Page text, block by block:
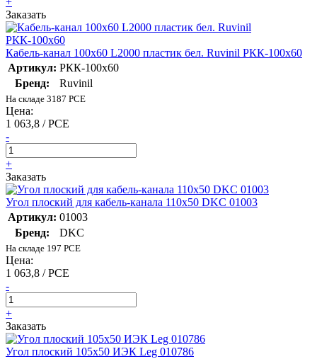
Заказать
Кабель-канал 100х60 L2000 пластик бел. Ruvinil РКК-100х60
Артикул: РКК-100х60
Бренд:
Ruvinil
На складе 3187 PCE
Цена:
1 063,8 / PCE
-
+
Заказать
Угол плоский для кабель-канала 110х50 DKC 01003
Артикул: 01003
Бренд:
DKC
На складе 197 PCE
Цена:
1 063,8 / PCE
-
+
Заказать
Угол плоский 105х50 ИЭК Leg 010786